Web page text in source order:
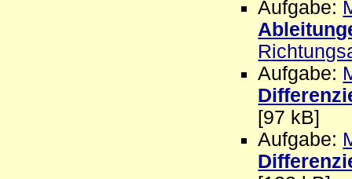
Aufgabe:
Aufgabe:
[97 kB]
Aufgabe: